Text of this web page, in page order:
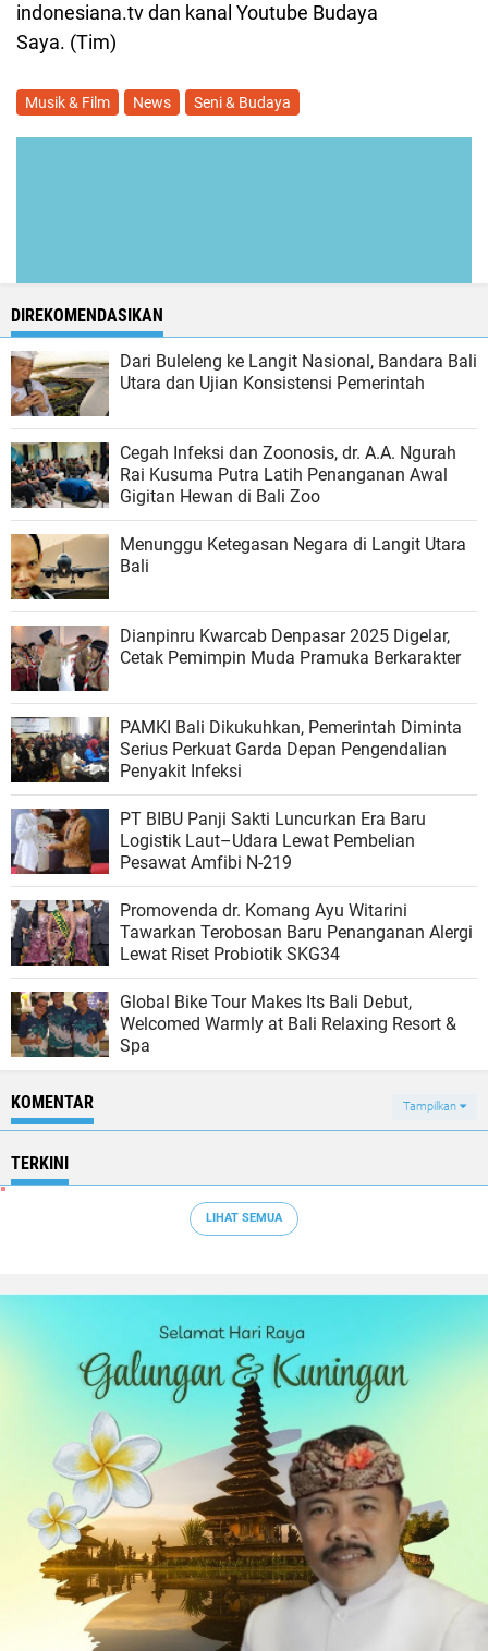
indonesiana.tv dan kanal Youtube Budaya
Saya. (Tim)
Musik & Film News Seni & Budaya
DIREKOMENDASIKAN
Dari Buleleng ke Langit Nasional, Bandara Bali
Utara dan Ujian Konsistensi Pemerintah
Cegah Infeksi dan Zoonosis, dr. A.A. Ngurah
Rai Kusuma Putra Latih Penanganan Awal
Gigitan Hewan di Bali Zoo
Menunggu Ketegasan Negara di Langit Utara
Bali
Dianpinru Kwarcab Denpasar 2025 Digelar,
Cetak Pemimpin Muda Pramuka Berkarakter
PAMKI Bali Dikukuhkan, Pemerintah Diminta
Serius Perkuat Garda Depan Pengendalian
Penyakit Infeksi
PT BIBU Panji Sakti Luncurkan Era Baru
Logistik Laut–Udara Lewat Pembelian
Pesawat Amfibi N-219
Promovenda dr. Komang Ayu Witarini
Tawarkan Terobosan Baru Penanganan Alergi
Lewat Riset Probiotik SKG34
Global Bike Tour Makes Its Bali Debut,
Welcomed Warmly at Bali Relaxing Resort &
Spa
KOMENTAR Tampilkan
TERKINI
LIHAT SEMUA